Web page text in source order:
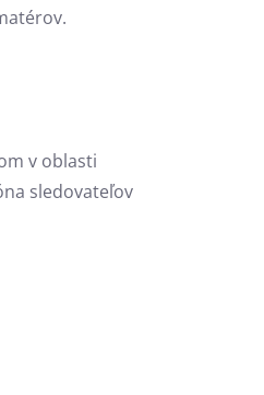
v oblasti
sledovateľov